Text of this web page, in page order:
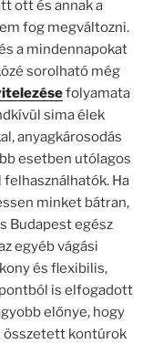
ott és annak a
fog megváltozni.
a mindennapokat
sorolható még
folyamata
sima élek
anyagkárosodás
esetben utólagos
Ha
minket bátran,
Budapest egész
egyéb vágási
és flexibilis,
is elfogadott
előnye, hogy
összetett kontúrok